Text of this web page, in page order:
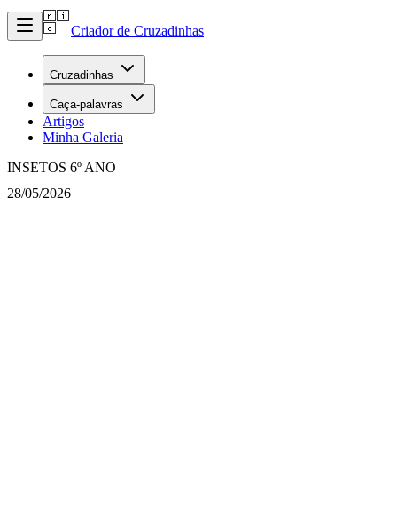
Criador de Cruzadinhas
Cruzadinhas
Caça-palavras
Artigos
Minha Galeria
INSETOS 6º ANO
28/05/2026